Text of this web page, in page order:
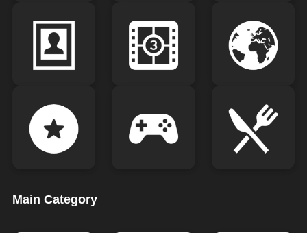
Main Category